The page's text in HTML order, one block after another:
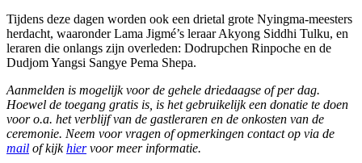
Tijdens deze dagen worden ook een drietal grote Nyingma-meesters
herdacht, waaronder Lama Jigmé’s leraar Akyong Siddhi Tulku, en
leraren die onlangs zijn overleden: Dodrupchen Rinpoche en de
Dudjom Yangsi Sangye Pema Shepa.
Aanmelden is mogelijk voor de gehele driedaagse of per dag.
Hoewel de toegang gratis is, is het gebruikelijk een donatie te doen
voor o.a. het verblijf van de gastleraren en de onkosten van de
ceremonie. Neem voor vragen of opmerkingen contact op via de
mail of kijkhiervoor meer informatie.